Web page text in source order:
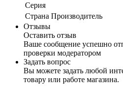
Серия
Страна Производитель
Отзывы
Оставить отзыв
Ваше сообщение успешно
проверки модератором
Задать вопрос
Вы можете задать любой
товару или работе магазина.